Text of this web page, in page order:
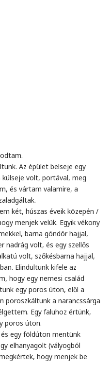
Az épület belseje egy
volt, portával, meg
és vártam valamire, a
két, húszas éveik közepén /
menjek velük. Egyik vékony
barna göndör hajjal,
nadrág volt, és egy szellős
volt, szőkésbarna hajjal,
Elindultunk kifele az
hogy egy nemesi család
egy poros úton, elől a
poroszkáltunk a narancssárga
Egy faluhoz értünk,
poros úton.
egy földúton mentünk
elhanyagolt (vályogból
hogy menjek be